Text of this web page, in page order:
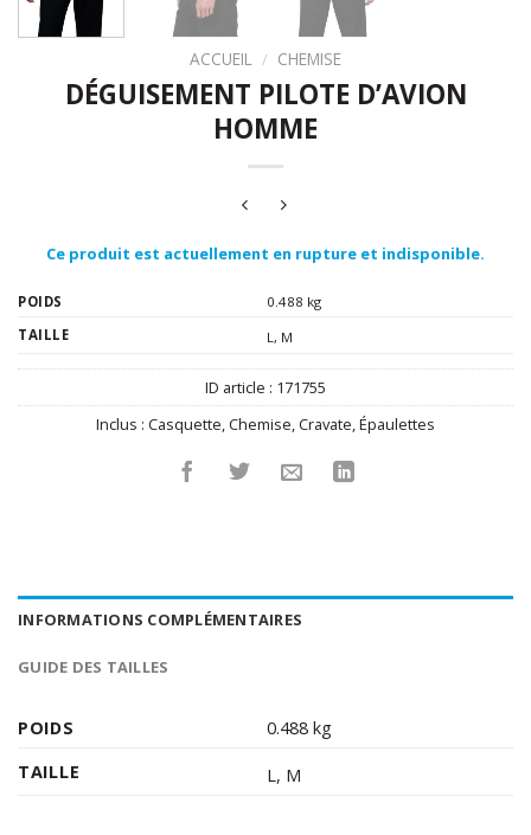
ACCUEIL / CHEMISE
DÉGUISEMENT PILOTE D’AVION
HOMME
Ce produit est actuellement en rupture et indisponible.
POIDS
0.488 kg
TAILLE
L, M
ID article : 171755
Inclus : Casquette,Chemise,Cravate,Épaulettes
INFORMATIONS COMPLÉMENTAIRES
GUIDE DES TAILLES
POIDS
0.488 kg
TAILLE
L, M